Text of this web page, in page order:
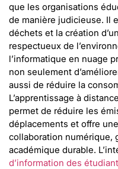
que les organisations
de manière judicieuse. Il
déchets et la création
respectueux de
l’informatique en nuage
non seulement
aussi de réduire la
L’apprentissage à
permet de réduire les
déplacements et offre
collaboration numérique,
académique durable.
d’information des